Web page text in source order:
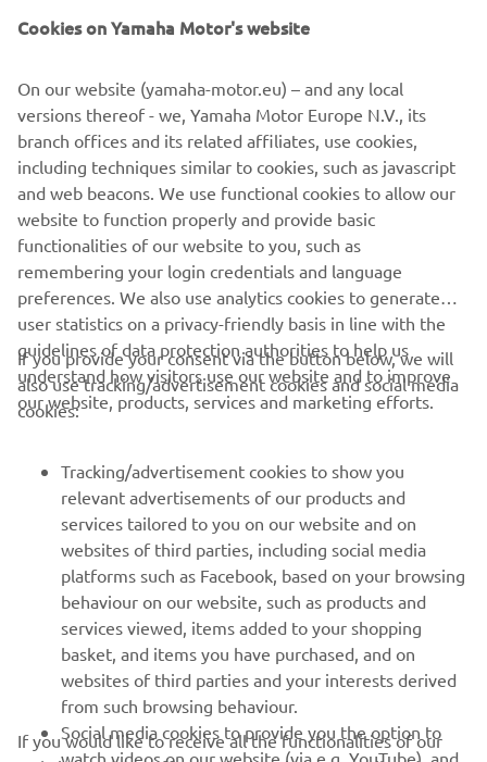
Informațiile și/sau imaginile de pe aceste pagini web nu
pot fi utilizate în scopuri comerciale sau necomerciale fără
acordul explicit în scris al Yamaha Motor Europe N.V. și/sau
Yamaha Motor Co., Ltd.
Condu întotdeauna în siguranță și respectă toate condițiile
de drum locale.
CORPORATE
MAI MULTE YAMAHA
SUPORT
BULETIN INFORMATIV
Fii primul care află despre cele mai recente oferte, evenimente
speciale, lansări noi și multe altele.
Cookies on Yamaha Motor's website
On our website (yamaha-motor.eu) – and any local
versions thereof - we, Yamaha Motor Europe N.V., its
branch offices and its related affiliates, use cookies,
including techniques similar to cookies, such as javascript
and web beacons. We use functional cookies to allow our
website to function properly and provide basic
functionalities of our website to you, such as
remembering your login credentials and language
preferences. We also use analytics cookies to generate
user statistics on a privacy-friendly basis in line with the
guidelines of data protection authorities to help us
understand how visitors use our website and to improve
our website, products, services and marketing efforts.
If you provide your consent via the button below, we will
also use tracking/advertisement cookies and social media
cookies:
Tracking/advertisement cookies to show you
relevant advertisements of our products and
services tailored to you on our website and on
websites of third parties, including social media
platforms such as Facebook, based on your browsing
behaviour on our website, such as products and
services viewed, items added to your shopping
basket, and items you have purchased, and on
websites of third parties and your interests derived
from such browsing behaviour.
Social media cookies to provide you the option to
watch videos on our website (via e.g. YouTube), and
If you would like to receive all the functionalities of our